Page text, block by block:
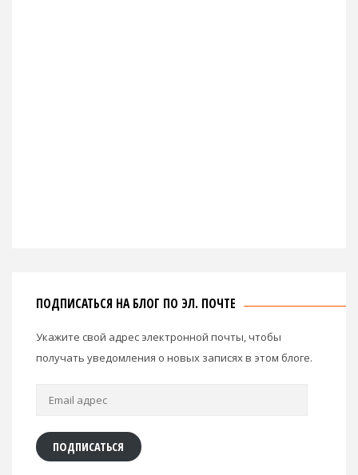
ПОДПИСАТЬСЯ НА БЛОГ ПО ЭЛ. ПОЧТЕ
Укажите свой адрес электронной почты, чтобы
получать уведомления о новых записях в этом блоге.
Email
ПОДПИСАТЬСЯ